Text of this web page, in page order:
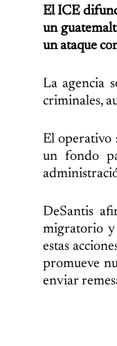
El ICE
un
un ataque
La agencia
criminales,
El operativo
un fondo
DeSantis
migratorio y
estas
promueve
enviar